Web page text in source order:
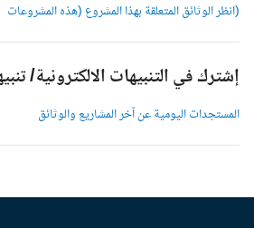
(انظر الوثائق المتعلقة بهذا المشروع (هذه المشروعات
إشترك في التنبيهات الالكترونية/
المستجدات اليومية عن آخر المشاريع والوثائق